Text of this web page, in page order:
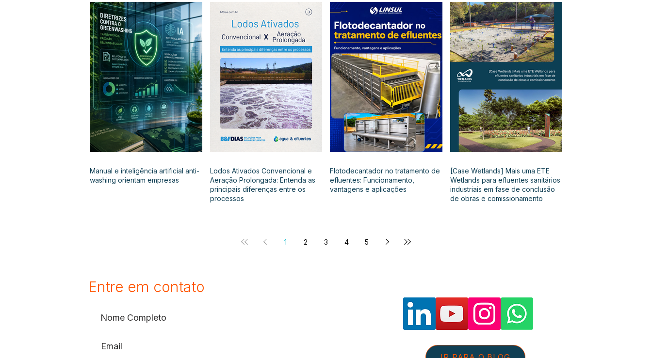
Manual e inteligência artificial anti-
washing orientam empresas
Lodos Ativados Convencional e
Aeração Prolongada: Entenda as
principais diferenças entre os
processos
Flotodecantador no tratamento de
efluentes: Funcionamento,
vantagens e aplicações
[Case Wetlands] Mais uma ETE
Wetlands para efluentes sanitários
industriais em fase de conclusão
de obras e comissionamento
1 2 3 4 5
Entre em contato